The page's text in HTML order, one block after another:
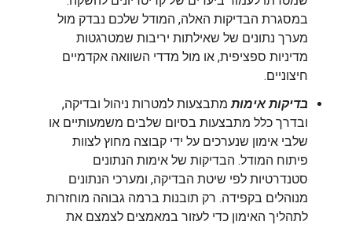
במסגרת הבדיקות האלה, המודל שלכם נבדק מול
מערך נתונים של שאילתות יריבות שמטרגטות
מדיניות ספציפית, או מול מדדי השוואה אקדמיים
חיצוניים.
בדיקות אימותמתבצעות למטרות ניהול ובדיקה,
ובדרך כלל מתבצעות בסיום שלבים משמעותיים או
שלבי אימון שנערכים על ידי קבוצה מחוץ לצוות
פיתוח המודל. הבדיקות של אימות הנתונים
סטנדרטיות לפי שיטת הבדיקה, ומערכי הנתונים
מנוהלים בקפידה. רק תובנות ברמה גבוהה מוחזרות
לתהליך האימון כדי לעזור במאמצים לצמצם את